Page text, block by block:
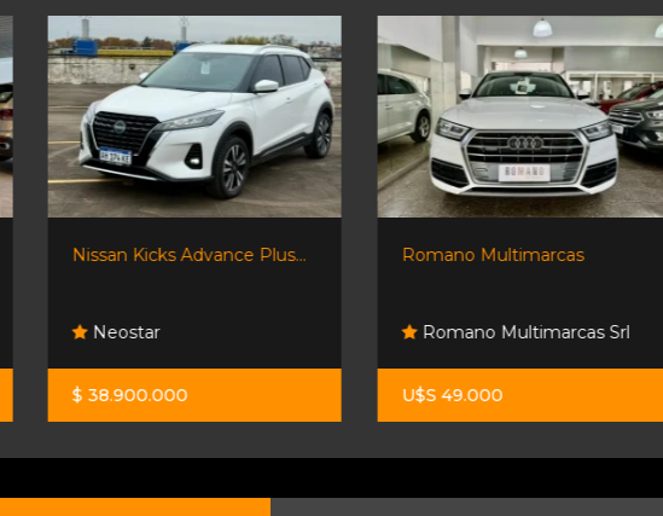
Nissan Kicks Advance Plus...
Neostar
$ 38.900.000
Romano Multimarcas
Romano Multimarcas Srl
U$S 49.000